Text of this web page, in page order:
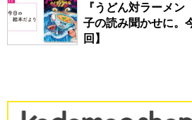
『うどん対ラーメ
子の読み聞かせに。
回】